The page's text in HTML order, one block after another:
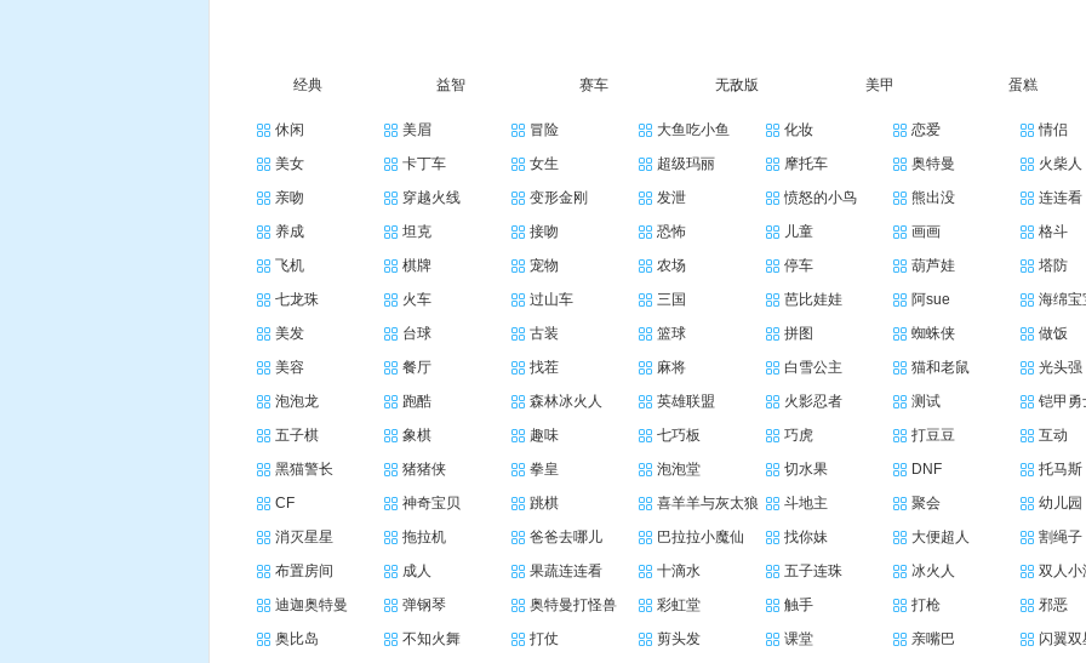
经典 益智 赛车 无敌版 美甲 蛋糕
休闲 美眉 冒险 大鱼吃小鱼 化妆 恋爱 情侣
美女
卡丁车 女生 超级玛丽 摩托车 奥特曼 火柴人
亲吻
穿越火线 变形金刚 发泄 愤怒的小鸟 熊出没 连连看
养成
坦克 接吻 恐怖 儿童 画画 格斗
飞机
棋牌 宠物 农场 停车 葫芦娃 塔防
七龙珠
火车 过山车 三国 芭比娃娃 阿sue 海绵宝
美发
台球 古装 篮球 拼图 蜘蛛侠 做饭
美容
餐厅 找茬 麻将 白雪公主 猫和老鼠 光头强
泡泡龙
跑酷 森林冰火人 英雄联盟 火影忍者 测试 铠甲勇
五子棋
象棋 趣味 七巧板 巧虎 打豆豆 互动
黑猫警长
猪猪侠 拳皇 泡泡堂 切水果 DNF 托马斯
CF
神奇宝贝 跳棋 喜羊羊与灰太狼 斗地主 聚会 幼儿园
消灭星星
拖拉机 爸爸去哪儿 巴拉拉小魔仙 找你妹 大便超人 割绳子
布置房间
成人 果蔬连连看 十滴水 五子连珠 冰火人 双人小
迪迦奥特曼
弹钢琴 奥特曼打怪兽 彩虹堂 触手 打枪 邪恶
奥比岛
不知火舞 打仗 剪头发 课堂 亲嘴巴 闪翼双